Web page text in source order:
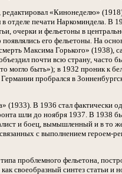
«Кинонеделю»
печати Наркоминдела. В
очерки и фельетоны в
его фельетоны. На
Максима Горького» (1938),
почти всю страну, часто
быть»); в 1932 проник к
пробрался в
(1933). В 1936 стал фактически
шли до ноября 1937. В 1938
и боец, вымышленный и в то
с выполнением героем-
проблемного фельетона,
своеобразный синтез статьи и